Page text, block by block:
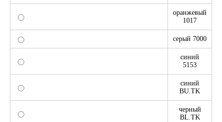
оранжевый
1017
серый 7000
синий
5153
синий
BU.TK
черный
BL.TK